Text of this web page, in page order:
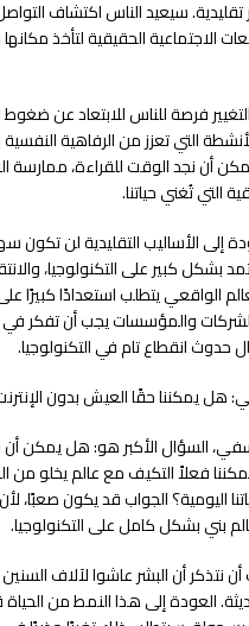
تقليدية. سيعيد الناس اكتشاف
الاجتماعية الحقيقية لتأخذ
فرصة للناس للابتعاد عن ضغوط
التي تعزز من الرفاهية
أن نجد الوقت للقراءة، ممارسة
التي تُغني حياتنا.
إلى الأساليب التقليدية لن
بشكل كبير على التكنولوجيا،
الواقعي يتطلب استعدادًا كبيرًا
والمؤسسات يجب أن تفكر في
حدوث انقطاع تام في التكنولوجيا.
هل يمكننا حقًا العيش بدون
السؤال الأكبر هو: هل يمكن
فعلاً التكيف مع عالم يخلو من
اليومية؟ الجواب قد يكون صعبًا،
بني بشكل كامل على التكنولوجيا.
نتذكر أن البشر عاشوا لآلاف السنين
العودة إلى هذا النمط من